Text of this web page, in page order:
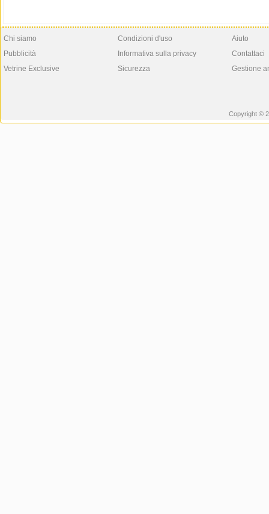
Chi siamo
Pubblicità
Vetrine Exclusive
Condizioni d'uso
Informativa sulla privacy
Sicurezza
Aiuto
Contattaci
Gestione
Copyright ©